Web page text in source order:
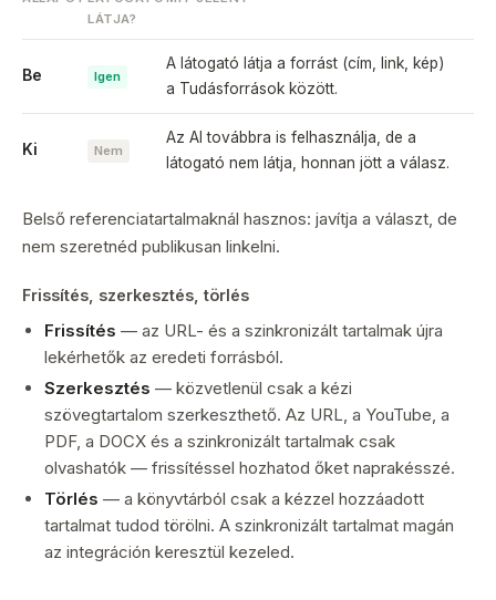
LÁTJA?
Be Igen
A látogató látja a forrást (cím, link, kép)
a Tudásforrások között.
Ki Nem
Az AI továbbra is felhasználja, de a
látogató nem látja, honnan jött a válasz.
Belső referenciatartalmaknál hasznos: javítja a választ, de
nem szeretnéd publikusan linkelni.
Frissítés, szerkesztés, törlés
Frissítés — az URL- és a szinkronizált tartalmak újra
lekérhetők az eredeti forrásból.
Szerkesztés — közvetlenül csak a kézi
szövegtartalom szerkeszthető. Az URL, a YouTube, a
PDF, a DOCX és a szinkronizált tartalmak csak
olvashatók — frissítéssel hozhatod őket naprakésszé.
Törlés — a könyvtárból csak a kézzel hozzáadott
tartalmat tudod törölni. A szinkronizált tartalmat magán
az integráción keresztül kezeled.